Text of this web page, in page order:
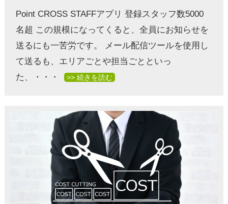
Point CROSS STAFFアプリ 登録スタッフ数5000
名超 この規模になってくると、全員にお知らせを
送るにも一苦労です。 メール配信ツールを使用し
て送るも、エリアごとや担当ごとといっ
た、・・・
>> 続きを読む